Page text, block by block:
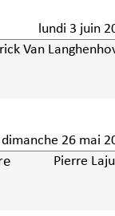
lundi 3 juin
Van
dimanche 26 mai
Pierre